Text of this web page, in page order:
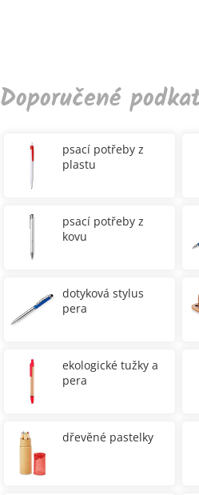
Doporučené
psací potřeby z
plastu
psací potřeby z
kovu
dotyková stylus
pera
ekologické tužky a
pera
dřevěné pastelky